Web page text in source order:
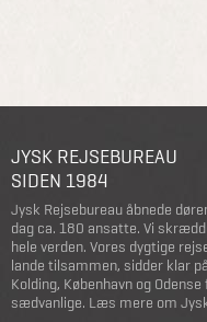
JYSK REJSEBUREAU
SIDEN 1984
Jysk Rejsebureau åbnede
dag ca. 180 ansatte. Vi
hele verden. Vores dygtige
lande tilsammen, sidder klar
Kolding, København og
sædvanlige. Læs mere om